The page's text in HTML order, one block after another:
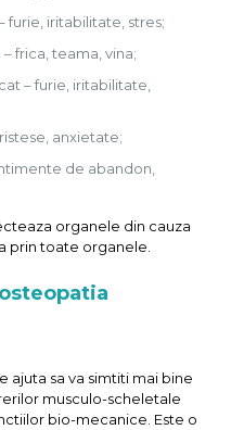
furie, iritabilitate, stres;
frica, teama, vina;
– furie, iritabilitate,
anxietate;
de abandon,
organele din cauza
prin toate organele.
ajuta sa va simtiti mai bine
musculo-scheletale
bio-mecanice. Este o